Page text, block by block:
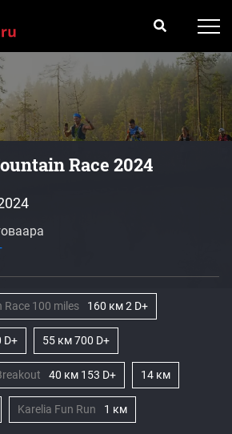
Race 2024
100 miles 160 км 2 D+
D+ 55 км 700 D+
40 км 153 D+ 14 км
Karelia Fun Run 1 км